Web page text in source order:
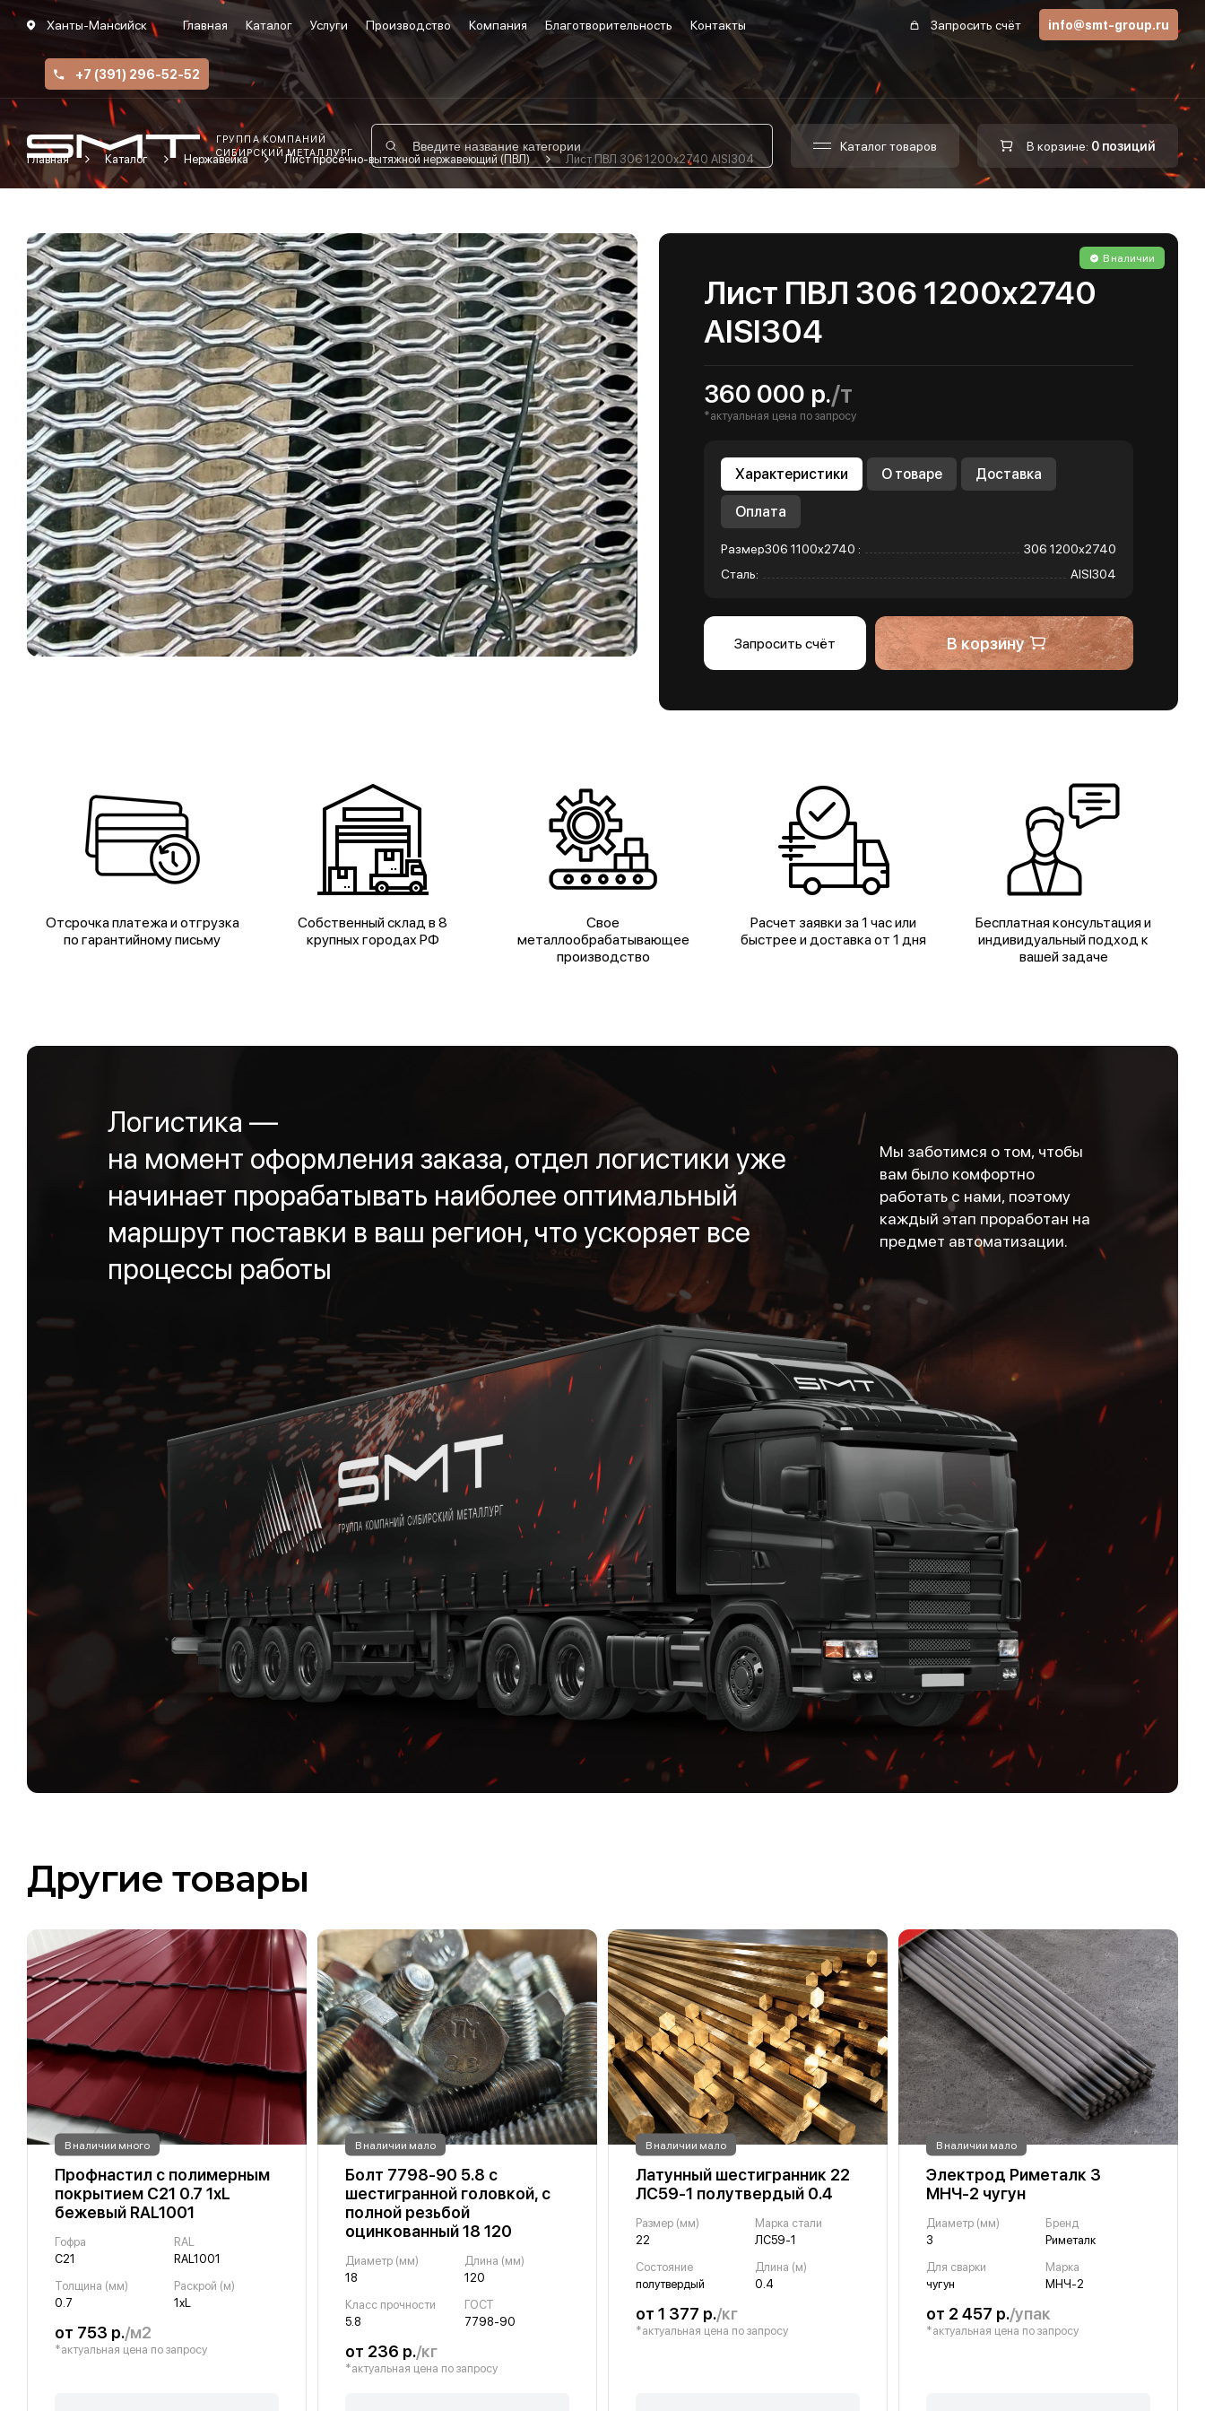
Ханты-Мансийск Главная Каталог Услуги Производство Компания Благотворительность Контакты Запросить счёт info@smt-group.ru
+7 (391) 296-52-52
ГРУППА КОМПАНИЙ
СИБИРСКИЙ МЕТАЛЛУРГ
Каталог товаров В корзине: 0 позиций
Главная Каталог Нержавейка Лист просечно-вытяжной нержавеющий (ПВЛ) Лист ПВЛ 306 1200х2740 AISI304
В наличии
Лист ПВЛ 306 1200х2740
AISI304
360 000 р./т
*актуальная цена по запросу
Характеристики О товаре Доставка
Оплата
Размер306 1100х2740 :
306 1200х2740
Сталь:
AISI304
Запросить счёт В корзину
Отсрочка платежа и отгрузка
по гарантийному письму
Собственный склад в 8
крупных городах РФ
Свое
металлообрабатывающее
производство
Расчет заявки за 1 час или
быстрее и доставка от 1 дня
Бесплатная консультация и
индивидуальный подход к
вашей задаче
Логистика —
на момент оформления заказа, отдел логистики уже
начинает прорабатывать наиболее оптимальный
маршрут поставки в ваш регион, что ускоряет все
процессы работы
Мы заботимся о том, чтобы
вам было комфортно
работать с нами, поэтому
каждый этап проработан на
предмет автоматизации.
Другие товары
В наличии много
Профнастил с полимерным
покрытием С21 0.7 1хL
бежевый RAL1001
Гофра
С21
RAL
RAL1001
Толщина (мм)
0.7
Раскрой (м)
1хL
от 753 р./м2
*актуальная цена по запросу
В наличии мало
Болт 7798-90 5.8 с
шестигранной головкой, с
полной резьбой
оцинкованный 18 120
Диаметр (мм)
18
Длина (мм)
120
Класс прочности
5.8
ГОСТ
7798-90
от 236 р./кг
*актуальная цена по запросу
В наличии мало
Латунный шестигранник 22
ЛС59-1 полутвердый 0.4
Размер (мм)
22
Марка стали
ЛС59-1
Состояние
полутвердый
Длина (м)
0.4
от 1 377 р./кг
*актуальная цена по запросу
В наличии мало
Электрод Риметалк 3
МНЧ-2 чугун
Диаметр (мм)
3
Бренд
Риметалк
Для сварки
чугун
Марка
МНЧ-2
от 2 457 р./упак
*актуальная цена по запросу